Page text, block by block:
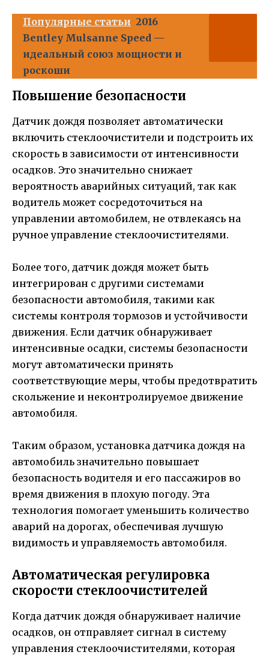
Популярные статьи 2016
Bentley Mulsanne Speed —
идеальный союз мощности и
роскоши
Повышение безопасности
Датчик дождя позволяет автоматически
включить стеклоочистители и подстроить их
скорость в зависимости от интенсивности
осадков. Это значительно снижает
вероятность аварийных ситуаций, так как
водитель может сосредоточиться на
управлении автомобилем, не отвлекаясь на
ручное управление стеклоочистителями.
Более того, датчик дождя может быть
интегрирован с другими системами
безопасности автомобиля, такими как
системы контроля тормозов и устойчивости
движения. Если датчик обнаруживает
интенсивные осадки, системы безопасности
могут автоматически принять
соответствующие меры, чтобы предотвратить
скольжение и неконтролируемое движение
автомобиля.
Таким образом, установка датчика дождя на
автомобиль значительно повышает
безопасность водителя и его пассажиров во
время движения в плохую погоду. Эта
технология помогает уменьшить количество
аварий на дорогах, обеспечивая лучшую
видимость и управляемость автомобиля.
Автоматическая регулировка
скорости стеклоочистителей
Когда датчик дождя обнаруживает наличие
осадков, он отправляет сигнал в систему
управления стеклоочистителями, которая